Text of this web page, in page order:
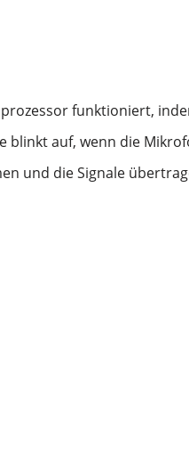
funktioniert,
blinkt auf, wenn die
und die Signale